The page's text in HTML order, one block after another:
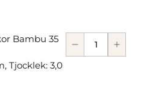
Bambu 35
Tjocklek: 3,0